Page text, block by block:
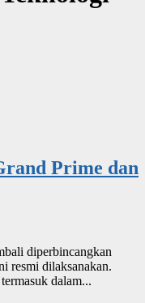
Prime dan
diperbincangkan
resmi dilaksanakan.
dalam...